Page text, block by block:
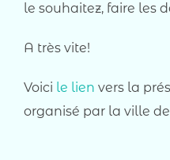
le souhaitez, faire les
A très vite!
Voici le lien vers la
organisé par la ville